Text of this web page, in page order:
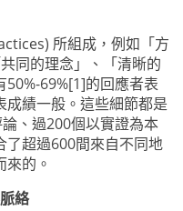
所組成，例如「方
同的理念」、「清晰的
69%[1]的回應者表
績一般。這些細節都是
、過200個以實證為本
了超過600間來自不同地
的。
絡